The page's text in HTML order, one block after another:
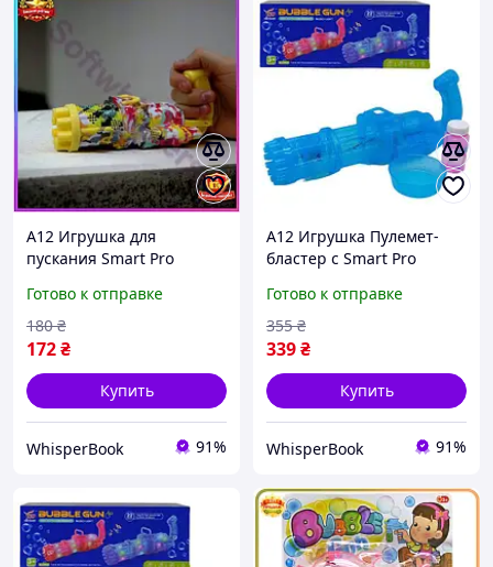
A12 Игрушка для
пускания Smart Pro
Пузыремет автомат для
детей с мыльным
раствором пуск MAX14
Готово к отправке
172₴
180 ₴
Купить
WhisperBook 91%
A12 Игрушка Пулемет-
бластер с Smart Pro
подсветкой для детей
развлекательный бласте
MAX14
Готово к отправке
339₴
355 ₴
Купить
WhisperBook 91%